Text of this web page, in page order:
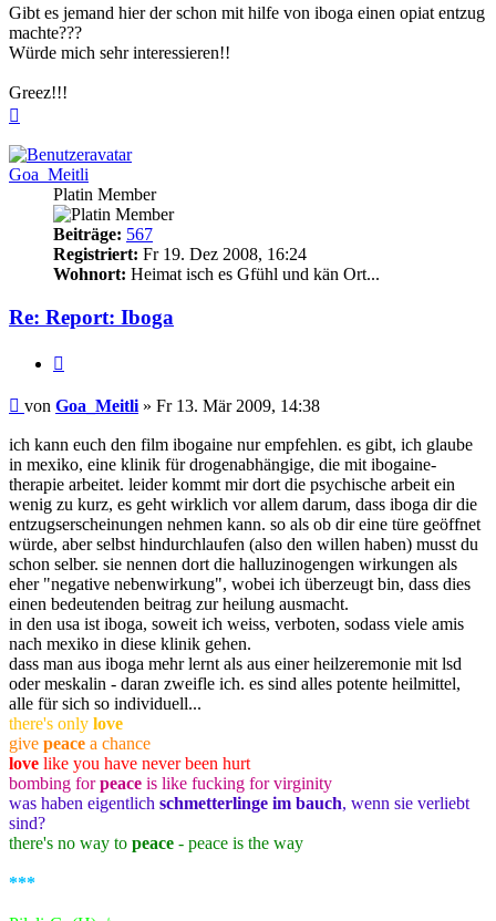
Gibt es jemand hier der schon mit hilfe von iboga einen opiat entzug
machte???
Würde mich sehr interessieren!!
Greez!!!
Goa_Meitli
Platin Member
Beiträge: 567
Registriert: Fr 19. Dez 2008, 16:24
Wohnort: Heimat isch es Gfühl und kän Ort...
Re: Report: Iboga
Beitrag
von Goa_Meitli » Fr 13. Mär 2009, 14:38
ich kann euch den film ibogaine nur empfehlen. es gibt, ich glaube
in mexiko, eine klinik für drogenabhängige, die mit ibogaine-
therapie arbeitet. leider kommt mir dort die psychische arbeit ein
wenig zu kurz, es geht wirklich vor allem darum, dass iboga dir die
entzugserscheinungen nehmen kann. so als ob dir eine türe geöffnet
würde, aber selbst hindurchlaufen (also den willen haben) musst du
schon selber. sie nennen dort die halluzinogengen wirkungen als
eher "negative nebenwirkung", wobei ich überzeugt bin, dass dies
einen bedeutenden beitrag zur heilung ausmacht.
in den usa ist iboga, soweit ich weiss, verboten, sodass viele amis
nach mexiko in diese klinik gehen.
dass man aus iboga mehr lernt als aus einer heilzeremonie mit lsd
oder meskalin - daran zweifle ich. es sind alles potente heilmittel,
alle für sich so individuell...
there's only love
give peace a chance
love like you have never been hurt
bombing forpeace is like fucking for virginity
was haben eigentlich schmetterlinge im bauch, wenn sie verliebt
sind?
there's no way to peace - peace is the way
***